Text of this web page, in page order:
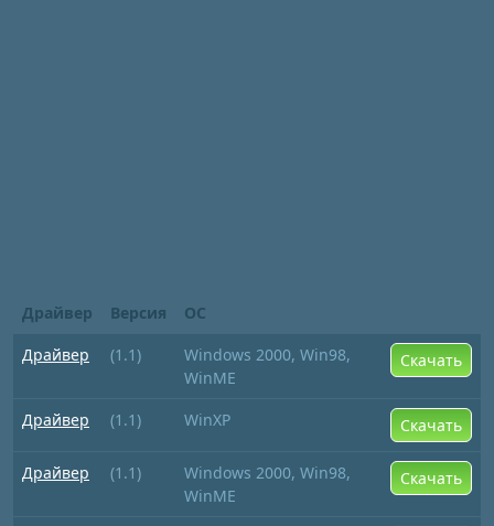
Драйвер Версия
ОС
Драйвер
(1.1)
Windows 2000, Win98,
WinME
Скачать
Драйвер (1.1) WinXP Скачать
Драйвер (1.1)
Windows 2000, Win98,
WinME
Скачать